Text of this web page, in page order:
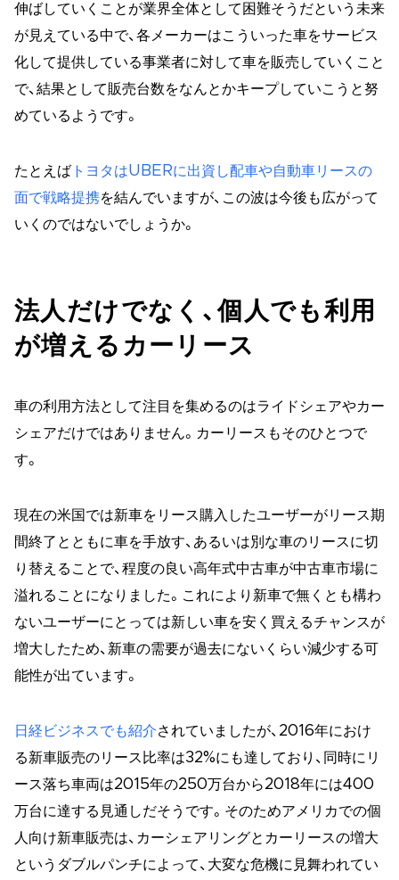
伸ばしていくことが業界全体として困難そうだという未来
が見えている中で、各メーカーはこういった車をサービス
化して提供している事業者に対して車を販売していくこと
で、結果として販売台数をなんとかキープしていこうと努
めているようです。
たとえば トヨタはUBERに出資し配車や自動車リースの
面で戦略提携を結んでいますが、この波は今後も広がって
いくのではないでしょうか。
法人だけでなく、個人でも利用
が増えるカーリース
車の利用方法として注目を集めるのはライドシェアやカー
シェアだけではありません。カーリースもそのひとつで
す。
現在の米国では新車をリース購入したユーザーがリース期
間終了とともに車を手放す、あるいは別な車のリースに切
り替えることで、程度の良い高年式中古車が中古車市場に
溢れることになりました。これにより新車で無くとも構わ
ないユーザーにとっては新しい車を安く買えるチャンスが
増大したため、新車の需要が過去にないくらい減少する可
能性が出ています。
日経ビジネスでも紹介されていましたが、2016年におけ
る新車販売のリース比率は32%にも達しており、同時にリ
ース落ち車両は2015年の250万台から2018年には400
万台に達する見通しだそうです。そのためアメリカでの個
人向け新車販売は、カーシェアリングとカーリースの増大
というダブルパンチによって、大変な危機に見舞われてい